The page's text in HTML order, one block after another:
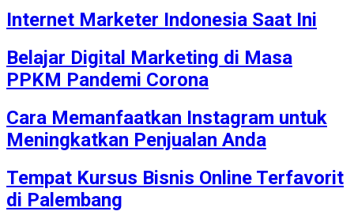
Internet Marketer Indonesia Saat Ini
Belajar Digital Marketing di Masa
PPKM Pandemi Corona
Cara Memanfaatkan Instagram untuk
Meningkatkan Penjualan Anda
Tempat Kursus Bisnis Online Terfavorit
di Palembang